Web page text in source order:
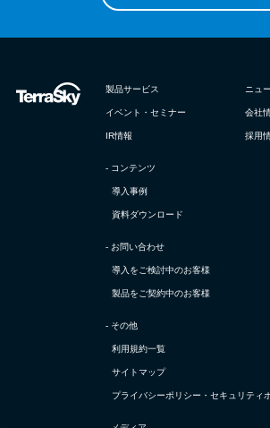
製品サービス ニュ
イベント・セミナー 会社
IR情報 採用
- コンテンツ
導入事例
資料ダウンロード
- お問い合わせ
導入をご検討中のお客様
製品をご契約中のお客様
- その他
利用規約一覧
サイトマップ
プライバシーポリシー・ セキュリティ